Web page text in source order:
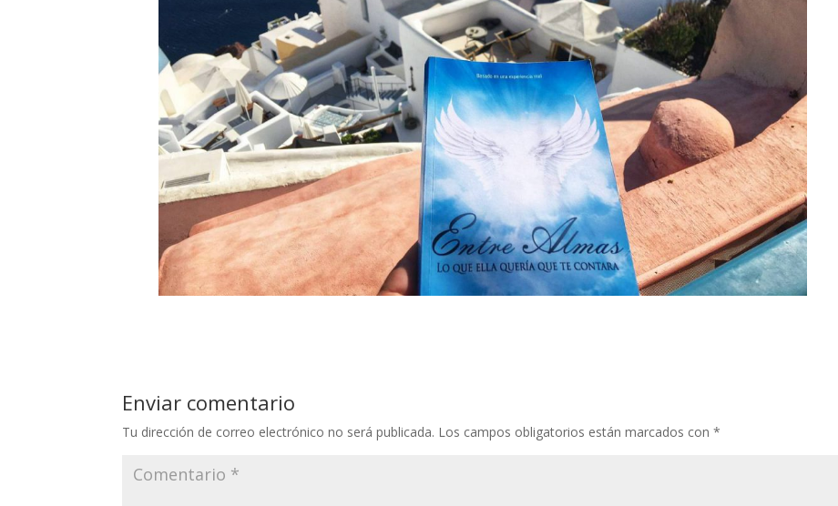
Enviar comentario
Tu dirección de correo electrónico no será publicada. Los campos obligatorios están marcados con*